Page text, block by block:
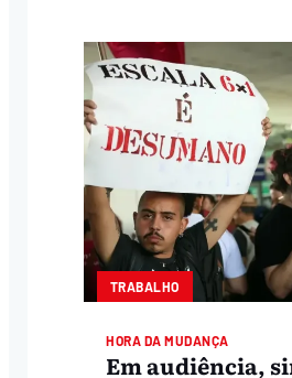
TRABALHO
HORA DA MUDANÇA
Em audiência,